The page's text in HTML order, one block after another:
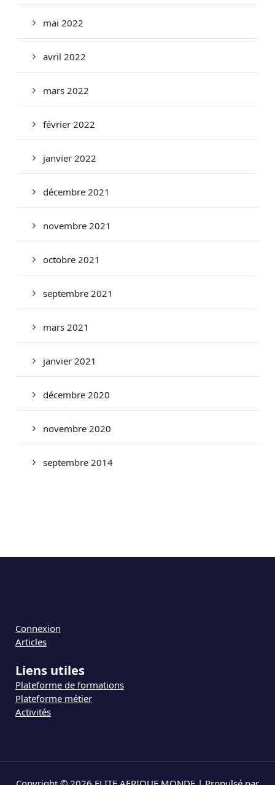
mai 2022
avril 2022
mars 2022
février 2022
janvier 2022
décembre 2021
novembre 2021
octobre 2021
septembre 2021
mars 2021
janvier 2021
décembre 2020
novembre 2020
septembre 2014
Connexion
Articles
Liens utiles
Plateforme de formations
Plateforme métier
Activités